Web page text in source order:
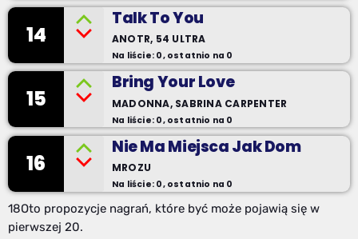
14
Talk To You
ANOTR, 54 ULTRA
Na liście: 0, ostatnio na 0
15
Bring Your Love
MADONNA, SABRINA CARPENTER
Na liście: 0, ostatnio na 0
16
Nie Ma Miejsca Jak Dom
MROZU
Na liście: 0, ostatnio na 0
18Oto propozycje nagrań, które być może pojawią się w
pierwszej 20.